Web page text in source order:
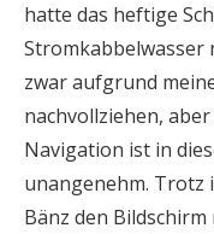
hatte das heftige
Stromkabbelwasser
zwar aufgrund
nachvollziehen,
Navigation ist in
unangenehm. Trotz
Bänz den